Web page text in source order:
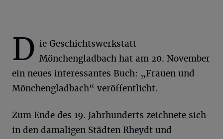
D ie Geschichtswerkstatt
Mönchengladbach hat am 20. November
ein neues interessantes Buch: „Frauen und
Mönchengladbach“ veröffentlicht.
Zum Ende des 19. Jahrhunderts zeichnete sich
in den damaligen Städten Rheydt und